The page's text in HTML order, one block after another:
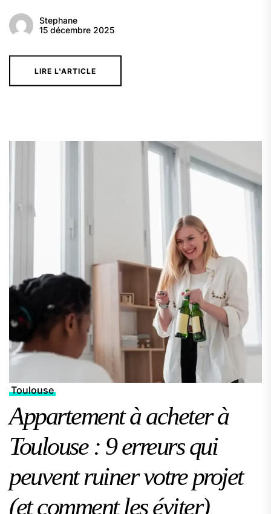
Stephane
15 décembre 2025
LIRE L'ARTICLE
Toulouse
Appartement à acheter à
Toulouse : 9 erreurs qui
peuvent ruiner votre projet
(et comment les éviter)